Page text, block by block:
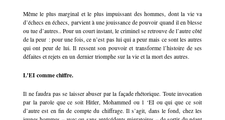
Même le plus marginal et le plus impuissant des hommes, dont la vie va
d’échecs en échecs, parvient à une jouissance de pouvoir quand il en blesse
ou tue d’autres.. Pour un court instant, le criminel se retrouve de l’autre côté
de la peur : pour une fois, ce n’est pas lui qui a peur mais ce sont les autres
qui ont peur de lui. Il ressent son pouvoir et transforme l’histoire de ses
défaites et rejets en un dernier triomphe sur la vie et la mort des autres.
L’EI comme chiffre.
Il ne faudra pas se laisser abuser par la façade rhétorique. Toute invocation
par la parole que ce soit Hitler, Mohammed ou l ‘EI ou qui que ce soit
d’autre est en fin de compte du chiffrage. Il s’agit, dans le fond, chez les